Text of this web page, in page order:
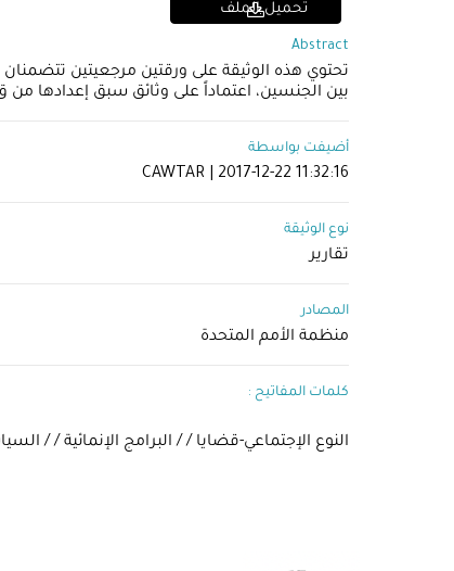
تحميل الملف
Abstract
تحتوي هذه الوثيقة على ورقتين مرجعيتين تتضمنان
بين الجنسين، اعتماداً على وثائق سبق إعدادها
أضيفت بواسطة
CAWTAR | 2017-12-22 11:32:16
نوع الوثيقة
تقارير
المصادر
منظمة الأمم المتحدة
كلمات المفاتيح :
النوع الإجتماعي-قضايا / / البرامج الإنمائية / /